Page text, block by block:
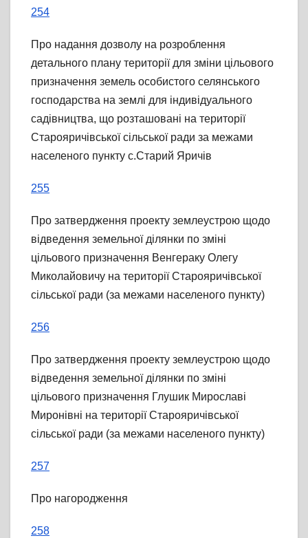
254
Про надання дозволу на розроблення
детального плану території для зміни цільового
призначення земель особистого селянського
господарства на землі для індивідуального
садівництва, що розташовані на території
Старояричівської сільської ради за межами
населеного пункту с.Старий Яричів
255
Про затвердження проекту землеустрою щодо
відведення земельної ділянки по зміні
цільового призначення Венгераку Олегу
Миколайовичу на території Старояричівської
сільської ради (за межами населеного пункту)
256
Про затвердження проекту землеустрою щодо
відведення земельної ділянки по зміні
цільового призначення Глушик Мирославі
Миронівні на території Старояричівської
сільської ради (за межами населеного пункту)
257
Про нагородження
258